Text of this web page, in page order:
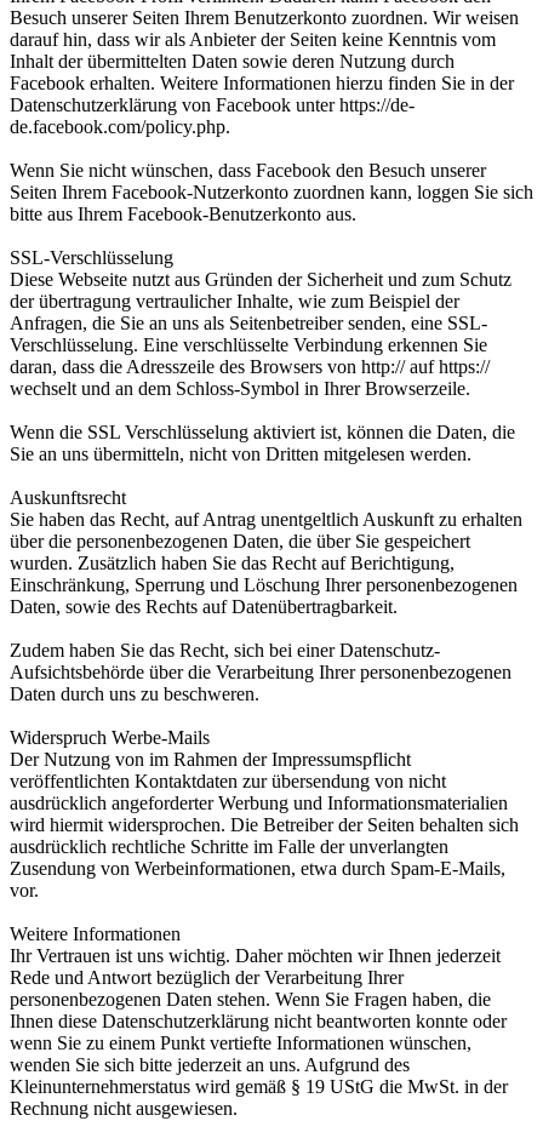
Besuch unserer Seiten Ihrem Benutzerkonto zuordnen. Wir weisen
darauf hin, dass wir als Anbieter der Seiten keine Kenntnis vom
Inhalt der übermittelten Daten sowie deren Nutzung durch
Facebook erhalten. Weitere Informationen hierzu finden Sie in der
Datenschutzerklärung von Facebook unter https://de-
de.facebook.com/policy.php.
Wenn Sie nicht wünschen, dass Facebook den Besuch unserer
Seiten Ihrem Facebook-Nutzerkonto zuordnen kann, loggen Sie sich
bitte aus Ihrem Facebook-Benutzerkonto aus.
SSL-Verschlüsselung
Diese Webseite nutzt aus Gründen der Sicherheit und zum Schutz
der übertragung vertraulicher Inhalte, wie zum Beispiel der
Anfragen, die Sie an uns als Seitenbetreiber senden, eine SSL-
Verschlüsselung. Eine verschlüsselte Verbindung erkennen Sie
daran, dass die Adresszeile des Browsers von http:// auf https://
wechselt und an dem Schloss-Symbol in Ihrer Browserzeile.
Wenn die SSL Verschlüsselung aktiviert ist, können die Daten, die
Sie an uns übermitteln, nicht von Dritten mitgelesen werden.
Auskunftsrecht
Sie haben das Recht, auf Antrag unentgeltlich Auskunft zu erhalten
über die personenbezogenen Daten, die über Sie gespeichert
wurden. Zusätzlich haben Sie das Recht auf Berichtigung,
Einschränkung, Sperrung und Löschung Ihrer personenbezogenen
Daten, sowie des Rechts auf Datenübertragbarkeit.
Zudem haben Sie das Recht, sich bei einer Datenschutz-
Aufsichtsbehörde über die Verarbeitung Ihrer personenbezogenen
Daten durch uns zu beschweren.
Widerspruch Werbe-Mails
Der Nutzung von im Rahmen der Impressumspflicht
veröffentlichten Kontaktdaten zur übersendung von nicht
ausdrücklich angeforderter Werbung und Informationsmaterialien
wird hiermit widersprochen. Die Betreiber der Seiten behalten sich
ausdrücklich rechtliche Schritte im Falle der unverlangten
Zusendung von Werbeinformationen, etwa durch Spam-E-Mails,
vor.
Weitere Informationen
Ihr Vertrauen ist uns wichtig. Daher möchten wir Ihnen jederzeit
Rede und Antwort bezüglich der Verarbeitung Ihrer
personenbezogenen Daten stehen. Wenn Sie Fragen haben, die
Ihnen diese Datenschutzerklärung nicht beantworten konnte oder
wenn Sie zu einem Punkt vertiefte Informationen wünschen,
wenden Sie sich bitte jederzeit an uns. Aufgrund des
Kleinunternehmerstatus wird gemäß § 19 UStG die MwSt. in der
Rechnung nicht ausgewiesen.